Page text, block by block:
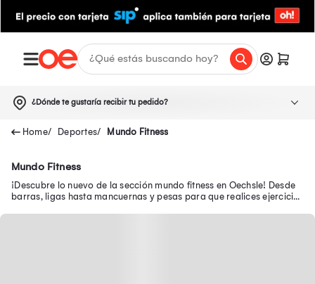
¿Dónde te gustaría recibir tu pedido?
Deportes Mundo Fitness
Mundo Fitness
¡Descubre lo nuevo de la sección mundo fitness en Oechsle! Desde
barras, ligas hasta mancuernas y pesas para que realices ejercicios